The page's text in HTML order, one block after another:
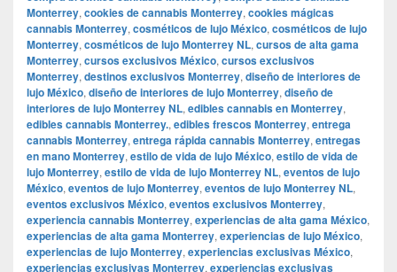
Monterrey, cookies de cannabis Monterrey, cookies mágicas
cannabis Monterrey, cosméticos de lujo México, cosméticos de lujo
Monterrey, cosméticos de lujo Monterrey NL, cursos de alta gama
Monterrey, cursos exclusivos México, cursos exclusivos
Monterrey, destinos exclusivos Monterrey, diseño de interiores de
lujo México, diseño de interiores de lujo Monterrey, diseño de
interiores de lujo Monterrey NL, edibles cannabis en Monterrey,
edibles cannabis Monterrey., edibles frescos Monterrey, entrega
cannabis Monterrey, entrega rápida cannabis Monterrey, entregas
en mano Monterrey, estilo de vida de lujo México, estilo de vida de
lujo Monterrey, estilo de vida de lujo Monterrey NL, eventos de lujo
México, eventos de lujo Monterrey, eventos de lujo Monterrey NL,
eventos exclusivos México, eventos exclusivos Monterrey,
experiencia cannabis Monterrey, experiencias de alta gama México,
experiencias de alta gama Monterrey, experiencias de lujo México,
experiencias de lujo Monterrey, experiencias exclusivas México,
experiencias exclusivas Monterrey, experiencias exclusivas